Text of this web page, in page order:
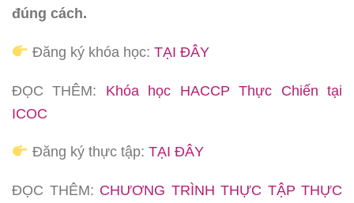
đúng cách.
Đăng ký khóa học: TẠI ĐÂY
ĐỌC THÊM: Khóa học HACCP Thực Chiến tại
ICOC
Đăng ký thực tập: TẠI ĐÂY
ĐỌC THÊM: CHƯƠNG TRÌNH THỰC TẬP THỰC